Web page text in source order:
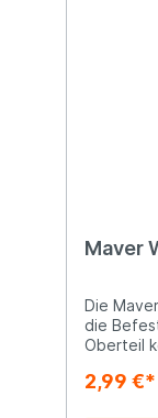
Maver
Die
die
Oberteil
Oberteil
2,99 €*